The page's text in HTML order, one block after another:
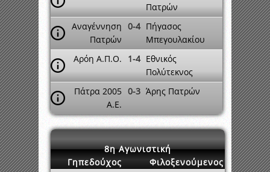
Πατρών
Αναγέννηση
Πατρών
0-4 Πήγασος
Μπεγουλακίου
Αρόη Α.Π.Ο.
1-4 Εθνικός
Πολύτεκνος
Πάτρα 2005
A.E.
0-3 Άρης Πατρών
8η Αγωνιστική
Γηπεδούχος
Φιλοξενούμενος